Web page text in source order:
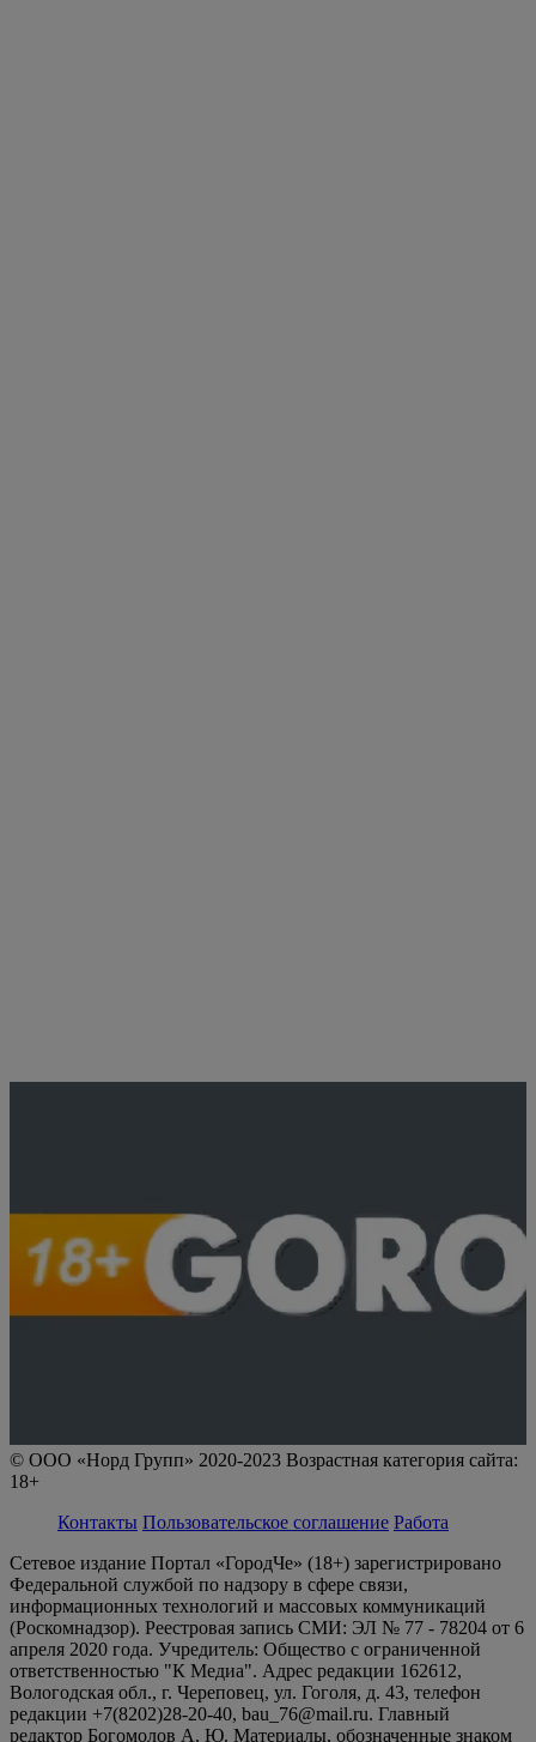
© ООО «Норд Групп» 2020-2023 Возрастная категория сайта:
18+
Контакты Пользовательское соглашение Работа
Сетевое издание Портал «ГородЧе» (18+) зарегистрировано
Федеральной службой по надзору в сфере связи,
информационных технологий и массовых коммуникаций
(Роскомнадзор). Реестровая запись СМИ: ЭЛ № 77 - 78204 от 6
апреля 2020 года. Учредитель: Общество с ограниченной
ответственностью "К Медиа". Адрес редакции 162612,
Вологодская обл., г. Череповец, ул. Гоголя, д. 43, телефон
редакции +7(8202)28-20-40, bau_76@mail.ru. Главный
редактор Богомолов А. Ю. Материалы, обозначенные знаком